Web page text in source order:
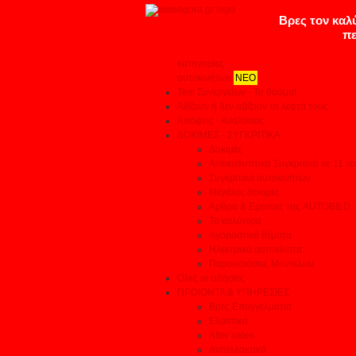
κατηγορίες
αυτοκινήτων ΝΕΟ
Test Συνεργείων - Το θαύμα!
Αξίζουν ή δεν αξίζουν τα λεφτά τους
Απόψεις - Αναλύσεις
ΔΟΚΙΜΕΣ - ΣΥΓΚΡΙΤΙΚΑ
Δοκιμές
Αποκαλυπτικά Συγκριτικά σε 11
Συγκριτικά αυτοκινήτων
Μεγάλες δοκιμές
Αρθρα & Ερευνες της AUTOBILD
Τα καλύτερα
Αγοραστικά θέματα
Ηλεκτρικά αυτοκίνητα
Παρουσιάσεις Μοντέλων
Όλες οι ειδήσεις
ΠΡΟΙΟΝΤΑ & ΥΠΗΡΕΣΙΕΣ
Βρες Επαγγελματία
Ελαστικά
After sales
Ανταλλακτικά